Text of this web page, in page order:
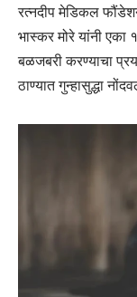
रत्नदीप मेडिकल
भास्कर मोरे यांनी एका
बळजबरी करण्याचा
ठाण्यात गुन्हासुद्धा